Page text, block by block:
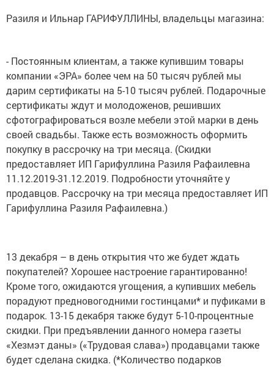
Разиля и Ильнар ГАРИФУЛЛИНЫ, владельцы магазина:
- Постоянным клиентам, а также купившим товары
компании «ЭРА» более чем на 50 тысяч рублей мы
дарим сертификаты на 5-10 тысяч рублей. Подарочные
сертификаты ждут и молодоженов, решивших
сфотографироваться возле мебели этой марки в день
своей свадьбы. Также есть возможность оформить
покупку в рассрочку на три месяца. (Скидки
предоставляет ИП Гарифуллина Разиля Рафаилевна
11.12.2019-31.12.2019. Подробности уточняйте у
продавцов. Рассрочку на три месяца предоставляет ИП
Гарифуллина Разиля Рафаилевна.)
13 декабря – в день открытия что же будет ждать
покупателей? Хорошее настроение гарантированно!
Кроме того, ожидаются угощения, а купивших мебель
порадуют предновогодними гостинцами* и пуфиками в
подарок. 13-15 декабря также будут 5-10-процентные
скидки. При предъявлении данного номера газеты
«Хезмэт даны» («Трудовая слава») продавцами также
будет сделана скидка. (*Количество подарков